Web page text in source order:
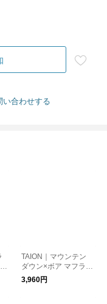
い合わせする
TAION｜マウンテン
ダウン×ボア マフラー
2way リバーシブル TA
ION-R201MT
3,960円